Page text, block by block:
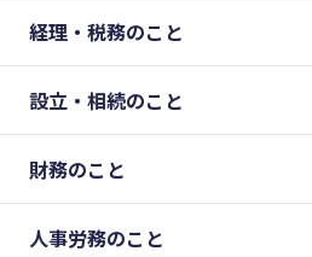
経理・税務のこと
設立・相続のこと
財務のこと
人事労務のこと